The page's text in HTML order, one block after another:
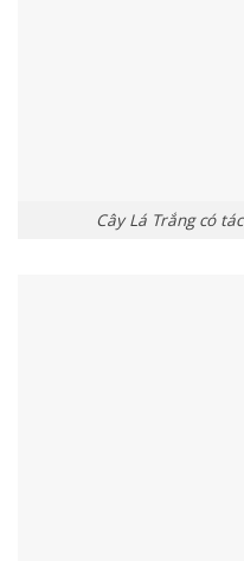
Cây Lá Trắng có